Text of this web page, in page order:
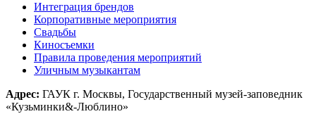
Интеграция брендов
Корпоративные мероприятия
Свадьбы
Киносъемки
Правила проведения мероприятий
Уличным музыкантам
Адрес: ГАУК г. Москвы, Государственный музей-заповедник
«Кузьминки&-Люблино»